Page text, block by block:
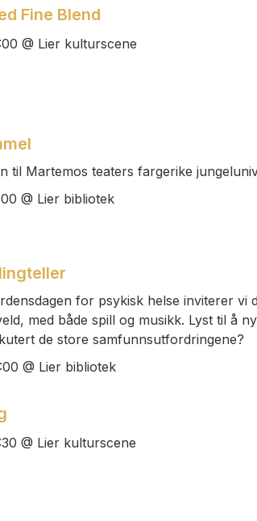
Fine Blend
@ Lier kulturscene
til Martemos teaters fargerike
@ Lier bibliotek
for psykisk helse inviterer vi
med både spill og musikk. Lyst til å
de store samfunnsutfordringene?
@ Lier bibliotek
@ Lier kulturscene